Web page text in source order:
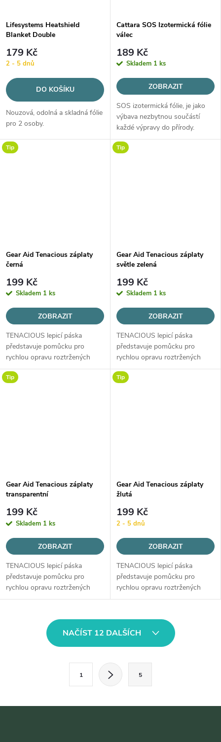
Lifesystems Heatshield
Blanket Double
179 Kč
2 - 5 dnů
DO KOŠÍKU
Nouzová, odolná a skladná fólie
pro 2 osoby.
Cattara SOS Izotermická fólie
válec
189 Kč
Skladem 1 ks
ZOBRAZIT
SOS izotermická fólie, je jako
výbava nezbytnou součástí
každé výpravy do přírody.
Tip
Gear Aid Tenacious záplaty
černá
199 Kč
Skladem 1 ks
ZOBRAZIT
TENACIOUS lepicí páska
představuje pomůcku pro
rychlou opravu roztržených
zátěrovaných i nezátěrovaných
tkanin přímo v terénu.
Tip
Gear Aid Tenacious záplaty
světle zelená
199 Kč
Skladem 1 ks
ZOBRAZIT
TENACIOUS lepicí páska
představuje pomůcku pro
rychlou opravu roztržených
zátěrovaných i nezátěrovaných
tkanin přímo v terénu.
Tip
Gear Aid Tenacious záplaty
transparentní
199 Kč
Skladem 1 ks
ZOBRAZIT
TENACIOUS lepicí páska
představuje pomůcku pro
rychlou opravu roztržených
zátěrovaných i nezátěrovaných
Tip
Gear Aid Tenacious záplaty
žlutá
199 Kč
2 - 5 dnů
ZOBRAZIT
TENACIOUS lepicí páska
představuje pomůcku pro
rychlou opravu roztržených
zátěrovaných i nezátěrovaných
d
NAČÍST 12 DALŠÍCH
á
1 5